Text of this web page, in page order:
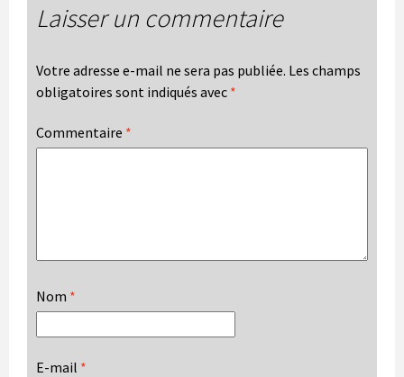
Laisser un commentaire
Votre adresse e-mail ne sera pas publiée. Les champs
obligatoires sont indiqués avec *
Commentaire *
Nom *
E-mail *